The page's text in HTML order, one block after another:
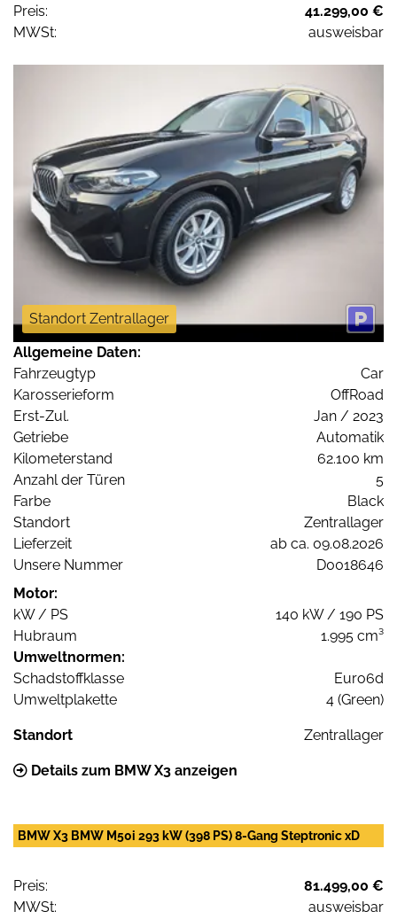
Preis:
41.299,00 €
MWSt:
ausweisbar
Standort Zentrallager
Allgemeine Daten:
Fahrzeugtyp
Car
Karosserieform
OffRoad
Erst-Zul.
Jan / 2023
Getriebe
Automatik
Kilometerstand
62.100 km
Anzahl der Türen
5
Farbe
Black
Standort
Zentrallager
Lieferzeit
ab ca. 09.08.2026
Unsere Nummer
D0018646
Motor:
kW / PS
140 kW / 190 PS
Hubraum
1.995 cm³
Umweltnormen:
Schadstoffklasse
Euro6d
Umweltplakette
4 (Green)
Standort Zentrallager
Details zum BMW X3 anzeigen
BMW X3 BMW M50i 293 kW (398 PS) 8-Gang Steptronic xD
Preis:
81.499,00 €
MWSt:
ausweisbar